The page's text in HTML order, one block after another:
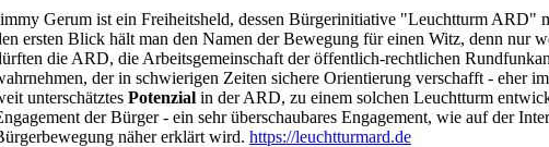
Gerum ist ein Freiheitsheld, dessen Bürgerinitiative "Leuchtturm ARD"
ersten Blick hält man den Namen der Bewegung für einen Witz, denn nur
die ARD, die Arbeitsgemeinschaft der öffentlich-rechtlichen
der in schwierigen Zeiten sichere Orientierung verschafft - eher
unterschätztes Potenzial in der ARD, zu einem solchen Leuchtturm
der Bürger - ein sehr überschaubares Engagement, wie auf der
näher erklärt wird. https://leuchtturmard.de